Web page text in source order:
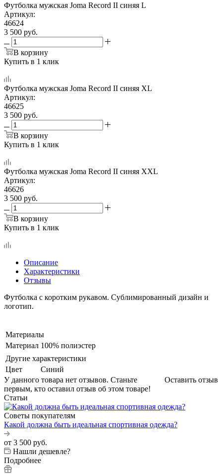
Футболка мужская Joma Record II синяя L
Артикул:
46624
3 500 руб.
В корзину
Купить в 1 клик
Футболка мужская Joma Record II синяя XL
Артикул:
46625
3 500 руб.
В корзину
Купить в 1 клик
Футболка мужская Joma Record II синяя XXL
Артикул:
46626
3 500 руб.
В корзину
Купить в 1 клик
Описание
Характеристики
Отзывы
Футболка с коротким рукавом. Сублимированный дизайн и
логотип.
Материалы
Материал 100% полиэстер
Другие характеристики
Цвет
Синий
Оставить отзыв
У данного товара нет отзывов. Станьте
первым, кто оставил отзыв об этом товаре!
Статьи
Советы покупателям
Какой должна быть идеальная спортивная одежда?
от 3 500 руб.
Нашли дешевле?
Подробнее